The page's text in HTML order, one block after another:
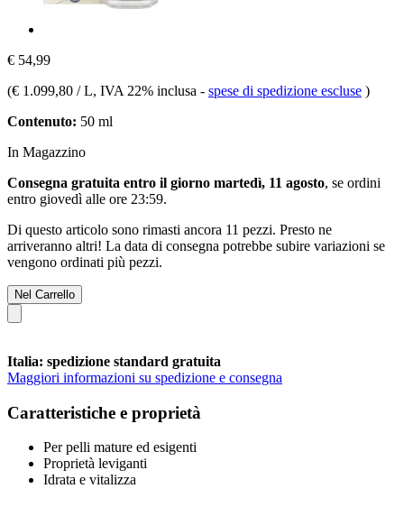
€ 54,99
(€ 1.099,80 / L, IVA 22% inclusa - spese di spedizione escluse )
Contenuto: 50 ml
In Magazzino
Consegna gratuita entro il giorno martedì, 11 agosto, se ordini
entro giovedì alle ore 23:59.
Di questo articolo sono rimasti ancora 11 pezzi. Presto ne
arriveranno altri! La data di consegna potrebbe subire variazioni se
vengono ordinati più pezzi.
Nel Carrello
Italia: spedizione standard gratuita
Maggiori informazioni su spedizione e consegna
Caratteristiche e proprietà
Per pelli mature ed esigenti
Proprietà leviganti
Idrata e vitalizza